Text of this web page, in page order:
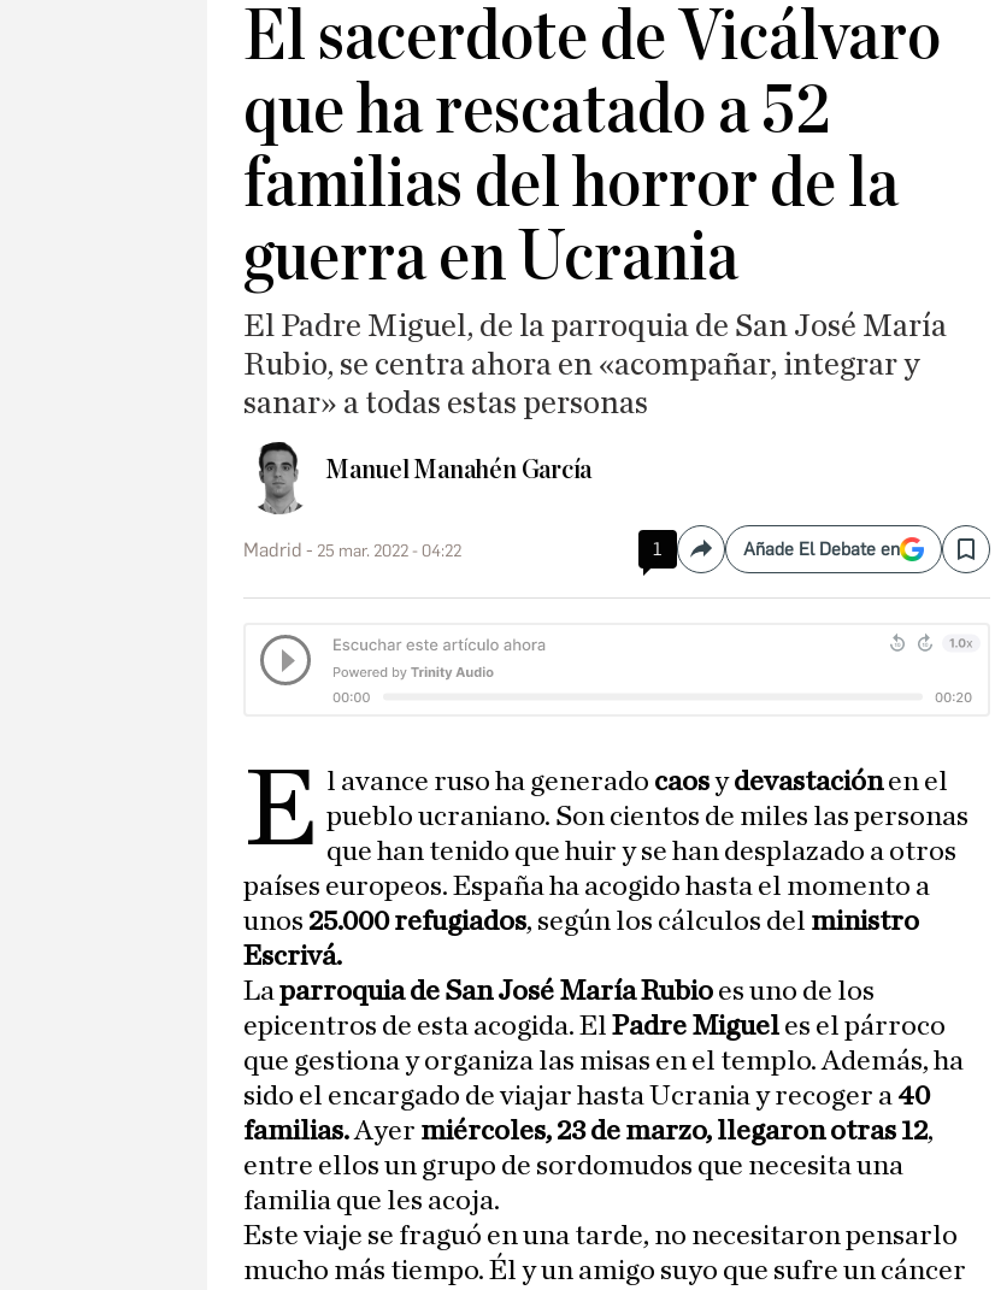
El sacerdote de Vicálvaro
que ha rescatado a 52
familias del horror de la
guerra en Ucrania
El Padre Miguel, de la parroquia de San José María
Rubio, se centra ahora en «acompañar, integrar y
sanar» a todas estas personas
Manuel Manahén García
Madrid 25 mar. 2022 - 04:22 1 CompartirAñade El Debate en Save
E l avance ruso ha generado caosydevastaciónen el
pueblo ucraniano. Son cientos de miles las personas
que han tenido que huir y se han desplazado a otros
países europeos. España ha acogido hasta el momento a
unos 25.000 refugiados, según los cálculos del ministro
Escrivá.
Laparroquia de San José María Rubio es uno de los
epicentros de esta acogida. El Padre Miguel es el párroco
que gestiona y organiza las misas en el templo. Además, ha
sido el encargado de viajar hasta Ucrania y recoger a 40
familias.Ayer miércoles, 23 de marzo, llegaron otras 12,
entre ellos un grupo de sordomudos que necesita una
familia que les acoja.
Este viaje se fraguó en una tarde, no necesitaron pensarlo
mucho más tiempo. Él y un amigo suyo que sufre un cáncer